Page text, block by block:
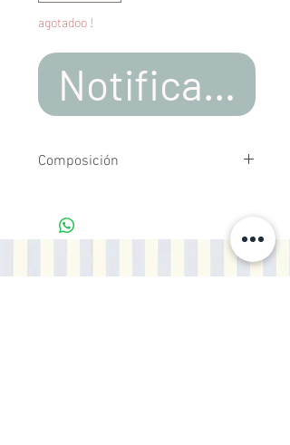
agotadoo !
Notificar al
Composición